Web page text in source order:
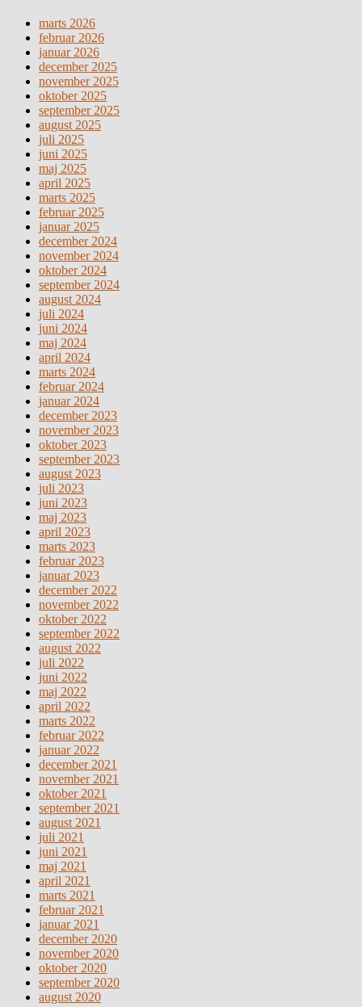
marts 2026
februar 2026
januar 2026
december 2025
november 2025
oktober 2025
september 2025
august 2025
juli 2025
juni 2025
maj 2025
april 2025
marts 2025
februar 2025
januar 2025
december 2024
november 2024
oktober 2024
september 2024
august 2024
juli 2024
juni 2024
maj 2024
april 2024
marts 2024
februar 2024
januar 2024
december 2023
november 2023
oktober 2023
september 2023
august 2023
juli 2023
juni 2023
maj 2023
april 2023
marts 2023
februar 2023
januar 2023
december 2022
november 2022
oktober 2022
september 2022
august 2022
juli 2022
juni 2022
maj 2022
april 2022
marts 2022
februar 2022
januar 2022
december 2021
november 2021
oktober 2021
september 2021
august 2021
juli 2021
juni 2021
maj 2021
april 2021
marts 2021
februar 2021
januar 2021
december 2020
november 2020
oktober 2020
september 2020
august 2020